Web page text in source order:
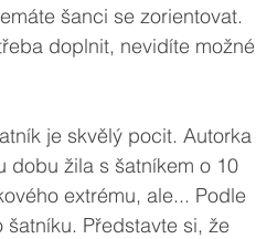
šanci se zorientovat.
doplnit, nevidíte možné
je skvělý pocit. Autorka
dobu žila s šatníkem o 10
extrému, ale... Podle
Představte si, že